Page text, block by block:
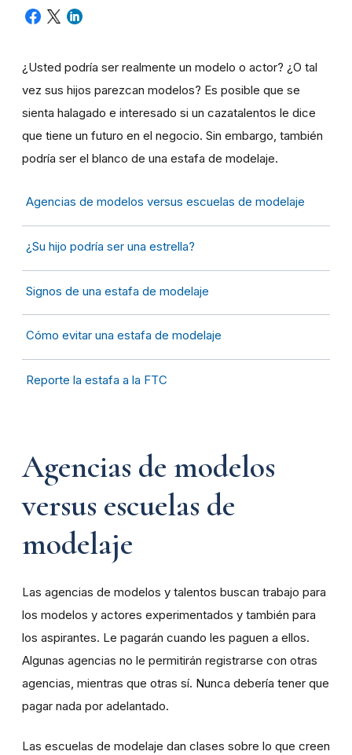
¿Usted podría ser realmente un modelo o actor? ¿O tal
vez sus hijos parezcan modelos? Es posible que se
sienta halagado e interesado si un cazatalentos le dice
que tiene un futuro en el negocio. Sin embargo, también
podría ser el blanco de una estafa de modelaje.
Agencias de modelos versus escuelas de modelaje
¿Su hijo podría ser una estrella?
Signos de una estafa de modelaje
Cómo evitar una estafa de modelaje
Reporte la estafa a la FTC
Agencias de modelos
versus escuelas de
modelaje
Las agencias de modelos y talentos buscan trabajo para
los modelos y actores experimentados y también para
los aspirantes. Le pagarán cuando les paguen a ellos.
Algunas agencias no le permitirán registrarse con otras
agencias, mientras que otras sí. Nunca debería tener que
pagar nada por adelantado.
Las escuelas de modelaje dan clases sobre lo que creen